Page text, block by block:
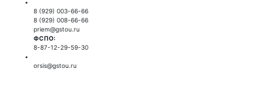
8 (929) 003-66-66
8 (929) 008-66-66
priem@gstou.ru
ФСПО:
8-87-12-29-59-30
orsis@gstou.ru